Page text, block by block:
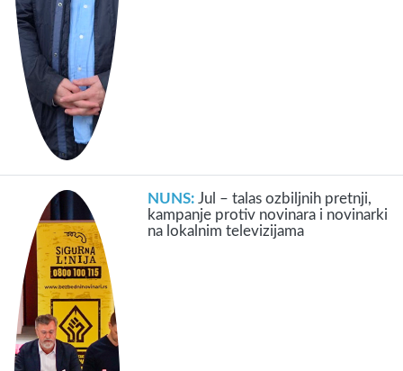
NUNS:Jul – talas ozbiljnih pretnji,
kampanje protiv novinara i novinarki
na lokalnim televizijama